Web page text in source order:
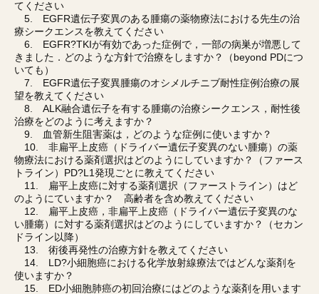
てください
5. EGFR遺伝子変異のある腫瘍の薬物療法における先生の治
療シークエンスを教えてください
6. EGFR?TKIが有効であった症例で，一部の病巣が増悪して
きました．どのような方針で治療をしますか？（beyond PDにつ
いても）
7. EGFR遺伝子変異腫瘍のオシメルチニブ耐性症例治療の展
望を教えてください
8. ALK融合遺伝子を有する腫瘍の治療シークエンス，耐性後
治療をどのように考えますか？
9. 血管新生阻害薬は，どのような症例に使いますか？
10. 非扁平上皮癌（ドライバー遺伝子変異のない腫瘍）の薬
物療法における薬剤選択はどのようにしていますか？（ファース
トライン）PD?L1発現ごとに教えてください
11. 扁平上皮癌に対する薬剤選択（ファーストライン）はど
のようにていますか？ 高齢者を含め教えてください
12. 扁平上皮癌，非扁平上皮癌（ドライバー遺伝子変異のな
い腫瘍）に対する薬剤選択はどのようにしていますか？（セカン
ドライン以降）
13. 術後再発性の治療方針を教えてください
14. LD?小細胞癌における化学放射線療法ではどんな薬剤を
使いますか？
15. ED小細胞肺癌の初回治療にはどのような薬剤を用います